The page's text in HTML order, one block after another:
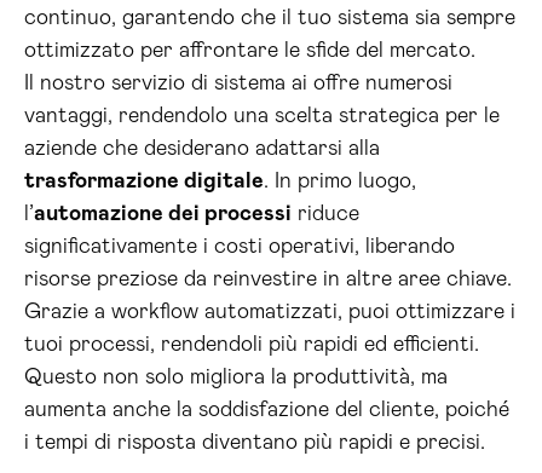
continuo, garantendo che il tuo sistema sia sempre
ottimizzato per affrontare le sfide del mercato.
Il nostro servizio di sistema ai offre numerosi
vantaggi, rendendolo una scelta strategica per le
aziende che desiderano adattarsi alla
trasformazione digitale. In primo luogo,
l’automazione dei processi riduce
significativamente i costi operativi, liberando
risorse preziose da reinvestire in altre aree chiave.
Grazie a workflow automatizzati, puoi ottimizzare i
tuoi processi, rendendoli più rapidi ed efficienti.
Questo non solo migliora la produttività, ma
aumenta anche la soddisfazione del cliente, poiché
i tempi di risposta diventano più rapidi e precisi.